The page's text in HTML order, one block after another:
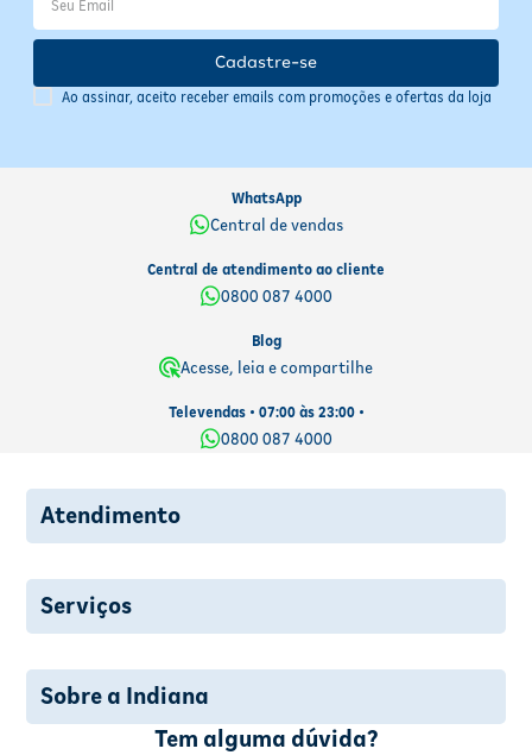
Ao assinar, aceito receber emails com promoções e ofertas da loja
Cadastre-se
WhatsApp
Central de vendas
Central de atendimento ao cliente
0800 087 4000
Blog
Acesse, leia e compartilhe
Televendas • 07:00 às 23:00 •
0800 087 4000
Atendimento
Serviços
Sobre a Indiana
Tem alguma dúvida?